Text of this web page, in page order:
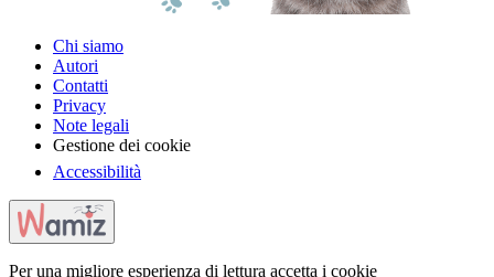
Chi siamo
Autori
Contatti
Privacy
Note legali
Gestione dei cookie
Accessibilità
Per una migliore esperienza di lettura accetta i cookie